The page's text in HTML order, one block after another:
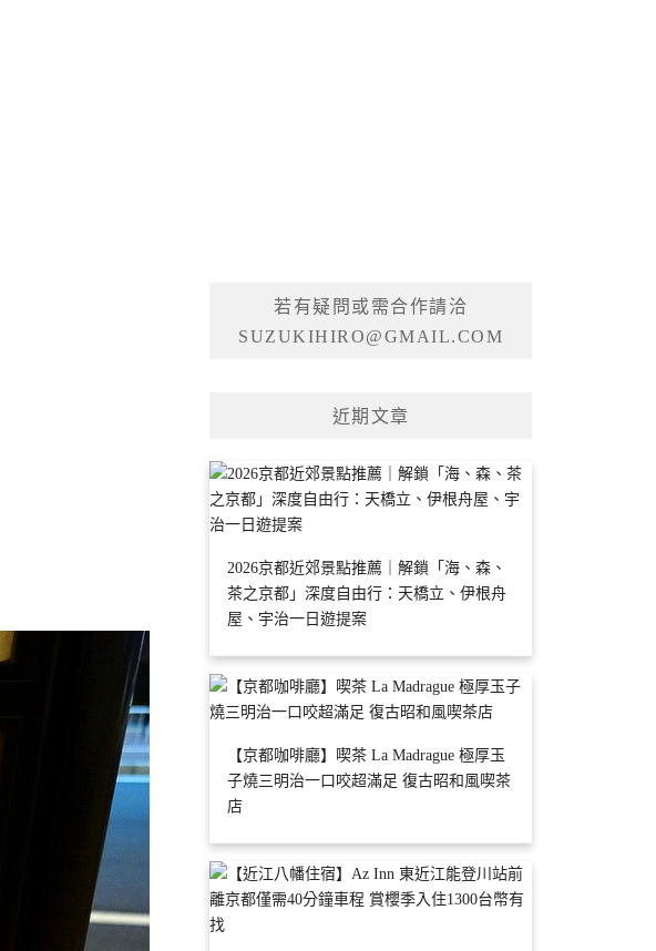
若有疑問或需合作請洽
SUZUKIHIRO@GMAIL.COM
近期文章
2026京都近郊景點推薦｜解鎖「海、森、
茶之京都」深度自由行：天橋立、伊根舟
屋、宇治一日遊提案
【京都咖啡廳】喫茶 La Madrague 極厚玉
子燒三明治一口咬超滿足 復古昭和風喫茶
店